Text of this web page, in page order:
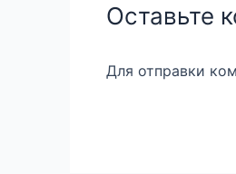
Оставьте
Для отправки